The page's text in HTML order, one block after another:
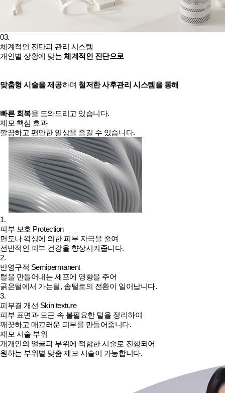
03.
체계적인 진단과 관리 시스템
개인별 상황에 맞는체계적인 진단으로
맞춤형 시술을 제공하며 철저한 사후관리 시스템을 통해
빠른 회복을 도와드리고 있습니다.
제모 핵심 효과
깔끔하고 편안한 일상을 즐길 수 있습니다.
1.
피부 보호 Protection
면도나 왁싱에 의한 피부 자극을 줄여
전반적인 피부 건강을 향상시켜줍니다.
2.
반영구적 Semipermanent
털을 만들어내는 세포에 영향을 주어
굵은털에서 가는털, 솜털로의 전환이 일어납니다.
3.
피부결 개선 Skin texture
피부 표면과 모근 속 불필요한 털을 정리하여
깨끗하고 매끄러운 피부를 만들어줍니다.
제모 시술 부위
개개인의 얼굴과 부위에 적합한 시술로 진행되어
원하는 부위별 맞춤 제모 시술이 가능합니다.